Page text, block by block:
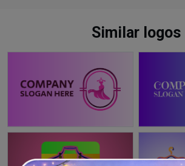
Similar logos